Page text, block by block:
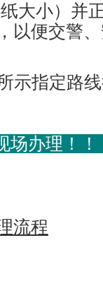
大小）并
以便交警
示指定路
场办理！！
流程